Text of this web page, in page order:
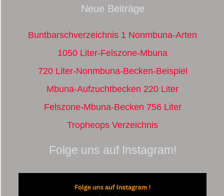
Neue Beiträge
Buntbarschverzeichnis 1 Nonmbuna-Arten
1050 Liter-Felszone-Mbuna
720 Liter-Nonmbuna-Becken-Beispiel
Mbuna-Aufzuchtbecken 220 Liter
Felszone-Mbuna-Becken 756 Liter
Tropheops Verzeichnis
Folge uns auf Instagram!